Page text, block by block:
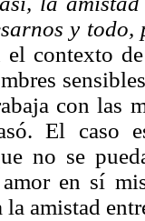
y todo,
contexto
con las
El caso
no se
en sí
la amistad